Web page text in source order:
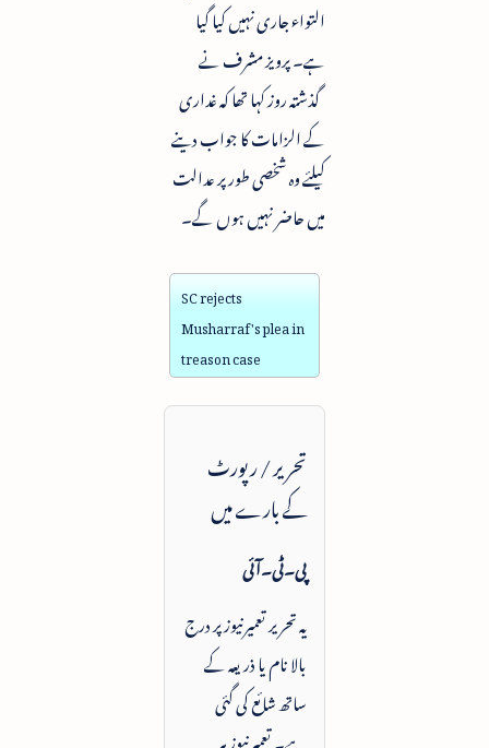
التواء جاری نہیں کیا گیا
ہے۔ پرویز مشرف نے
گذشتہ روز کہا تھا کہ غداری
کے الزامات کا جواب دینے
کیلئے وہ شخصی طورپر عدالت
میں حاضر نہیں ہوں گے۔
SC rejects
Musharraf's plea in
treason case
تحریر / رپورٹ
کے بارے میں
پی۔ٹی۔آئی
یہ تحریر تعمیرنیوز پر درج
بالا نام یا ذریعہ کے
ساتھ شائع کی گئی
ہے۔ تعمیرنیوز ہر